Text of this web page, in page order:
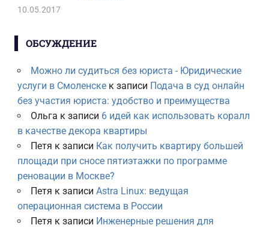
10.05.2017
ОБСУЖДЕНИЕ
Можно ли судиться без юриста - Юридические
услуги в Смоленскек записи Подача в суд онлайн
без участия юриста: удобство и преимущества
Ольга к записи 6 идей как использовать коралл
в качестве декора квартиры
Петя к записи Как получить квартиру большей
площади при сносе пятиэтажки по программе
реновации в Москве?
Петя к записи Astra Linux: ведущая
операционная система в России
Петя к записи Инженерные решения для